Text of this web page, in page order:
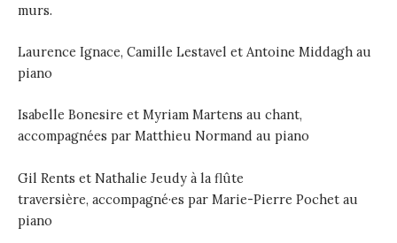
murs.
Laurence Ignace, Camille Lestavel et Antoine Middagh au
piano
Isabelle Bonesire et Myriam Martens au chant,
accompagnées par Matthieu Normand au piano
Gil Rents et Nathalie Jeudy à la flûte
traversière, accompagné·es par Marie-Pierre Pochet au
piano